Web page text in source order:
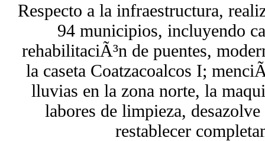
Respecto a la infraestructura,
94 municipios, incluyendo
rehabilitaciÃ³n de puentes,
la caseta Coatzacoalcos I;
lluvias en la zona norte, la
labores de limpieza,
restablecer